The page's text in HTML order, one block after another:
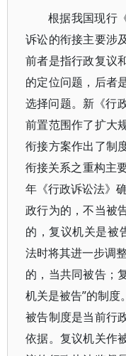
根据我国现行
诉讼的衔接主要涉
前者是指行政复议
的定位问题，后者
选择问题。新《行
前置范围作了扩大
衔接方案作出了制
衔接关系之重构主
年《行政诉讼法》
政行为的，不当被
的，复议机关是被
法时将其进一步调
的，当共同被告；
机关是被告”的制
被告制度是当前行
依据。复议机关作